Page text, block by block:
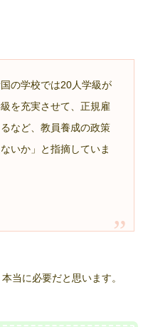
の学校では20人学級が
を充実させて、正規雇
など、教員養成の政策
いか」と指摘していま
当に必要だと思います。